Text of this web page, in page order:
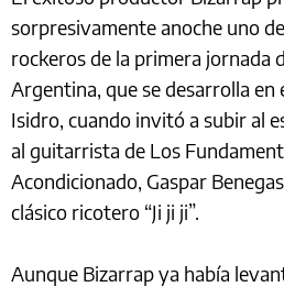
sorpresivamente anoche uno
rockeros de la primera jornada
Argentina, que se desarrolla en
Isidro, cuando invitó a subir al
al guitarrista de Los
Acondicionado, Gaspar
clásico ricotero “Ji ji ji”.
Aunque Bizarrap ya había